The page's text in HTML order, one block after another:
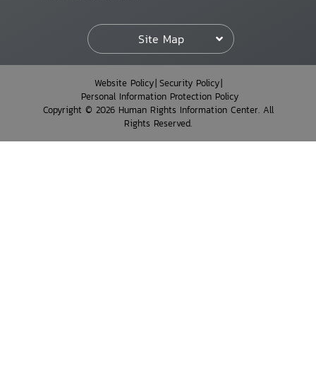
Site Map
Website Policy Security Policy
Personal Information Protection Policy
Copyright © 2026 Human Rights Information Center. All
Rights Reserved.